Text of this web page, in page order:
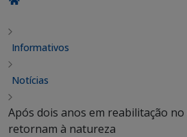
Informativos
Notícias
Após dois anos em reabilitação no
retornam à natureza